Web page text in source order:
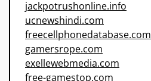
jackpotrushonline.info
ucnewshindi.com
freecellphonedatabase.com
gamersrope.com
exellewebmedia.com
free-gamestop.com